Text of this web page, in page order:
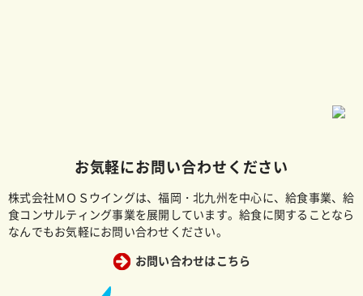
お気軽にお問い合わせください
株式会社ＭＯＳウイングは、福岡・北九州を中心に、給食事業、給
食コンサルティング事業を展開しています。給食に関することなら
なんでもお気軽にお問い合わせください。
お問い合わせはこちら